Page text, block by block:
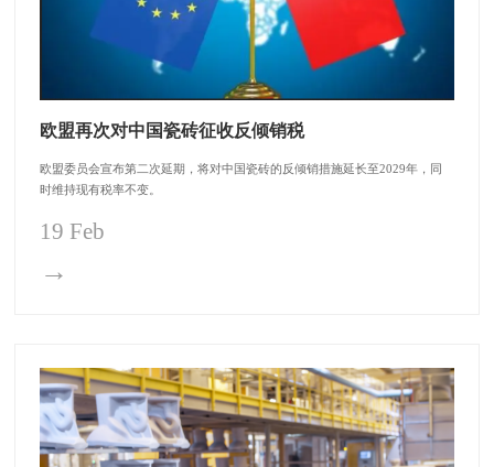
欧盟再次对中国瓷砖征收反倾销税
欧盟委员会宣布第二次延期，将对中国瓷砖的反倾销措施延长至2029年，同
时维持现有税率不变。
19 Feb
→